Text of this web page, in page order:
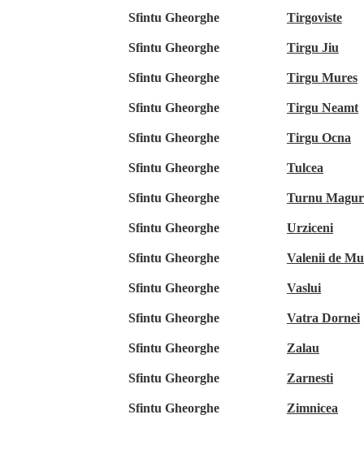
Sfintu Gheorghe Tirgoviste
Sfintu Gheorghe Tirgu Jiu
Sfintu Gheorghe Tirgu Mures
Sfintu Gheorghe Tirgu Neamt
Sfintu Gheorghe Tirgu Ocna
Sfintu Gheorghe Tulcea
Sfintu Gheorghe Turnu
Sfintu Gheorghe Urziceni
Sfintu Gheorghe Valenii de
Sfintu Gheorghe Vaslui
Sfintu Gheorghe Vatra Dornei
Sfintu Gheorghe Zalau
Sfintu Gheorghe Zarnesti
Sfintu Gheorghe Zimnicea